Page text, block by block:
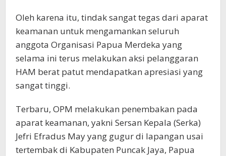
Oleh karena itu, tindak sangat tegas dari aparat
keamanan untuk mengamankan seluruh
anggota Organisasi Papua Merdeka yang
selama ini terus melakukan aksi pelanggaran
HAM berat patut mendapatkan apresiasi yang
sangat tinggi.
Terbaru, OPM melakukan penembakan pada
aparat keamanan, yakni Sersan Kepala (Serka)
Jefri Efradus May yang gugur di lapangan usai
tertembak di Kabupaten Puncak Jaya, Papua